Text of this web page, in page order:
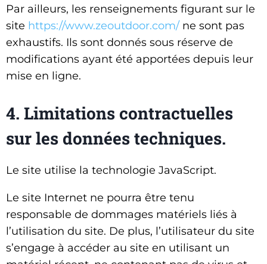
Par ailleurs, les renseignements figurant sur le
site https://www.zeoutdoor.com/ ne sont pas
exhaustifs. Ils sont donnés sous réserve de
modifications ayant été apportées depuis leur
mise en ligne.
4. Limitations contractuelles
sur les données techniques.
Le site utilise la technologie JavaScript.
Le site Internet ne pourra être tenu
responsable de dommages matériels liés à
l’utilisation du site. De plus, l’utilisateur du site
s’engage à accéder au site en utilisant un